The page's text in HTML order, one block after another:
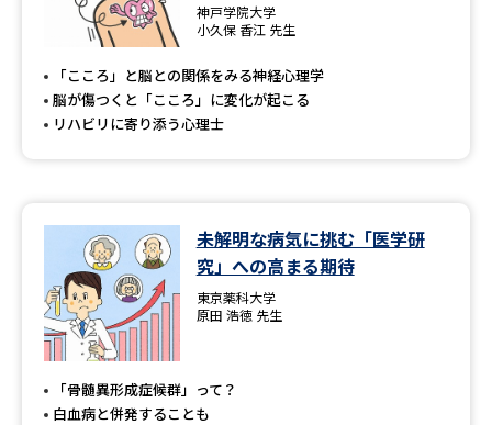
神戸学院大学
小久保 香江 先生
「こころ」と脳との関係をみる神経心理学
脳が傷つくと「こころ」に変化が起こる
リハビリに寄り添う心理士
未解明な病気に挑む「医学研
究」への高まる期待
東京薬科大学
原田 浩徳 先生
「骨髄異形成症候群」って？
白血病と併発することも